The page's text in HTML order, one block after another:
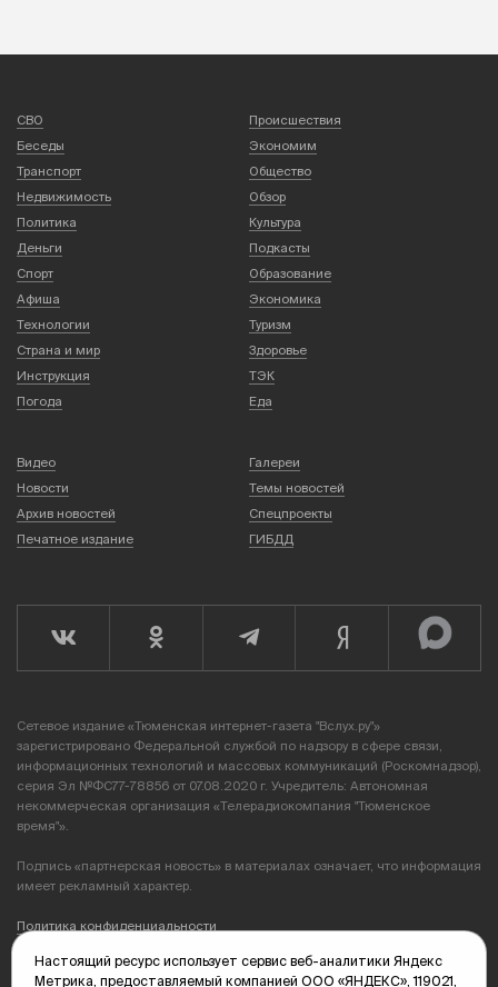
СВО
Происшествия
Беседы
Экономим
Транспорт
Общество
Недвижимость
Обзор
Политика
Культура
Деньги
Подкасты
Спорт
Образование
Афиша
Экономика
Технологии
Туризм
Страна и мир
Здоровье
Инструкция
ТЭК
Погода
Еда
Видео
Галереи
Новости
Темы новостей
Архив новостей
Спецпроекты
Печатное издание
ГИБДД
Сетевое издание «Тюменская интернет-газета "Вслух.ру"»
зарегистрировано Федеральной службой по надзору в сфере связи,
информационных технологий и массовых коммуникаций (Роскомнадзор),
серия Эл №ФС77-78856 от 07.08.2020 г. Учредитель: Автономная
некоммерческая организация «Телерадиокомпания "Тюменское
время"».
Подпись «партнерская новость» в материалах означает, что информация
имеет рекламный характер.
Политика конфиденциальности
Редакция: 625035, Тюмень, пр. Геологоразведчиков, 28А
Настоящий ресурс использует сервис веб-аналитики Яндекс
Метрика, предоставляемый компанией ООО «ЯНДЕКС», 119021,